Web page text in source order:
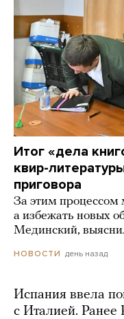
Итог «дела
квир-
приговора
За этим процессом
а избежать новых
Мединский,
НОВОСТИ день назад
Испания ввела
с Италией. Ранее